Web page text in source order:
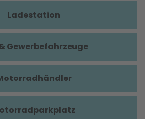
Ladestation
Gewerbefahrzeuge